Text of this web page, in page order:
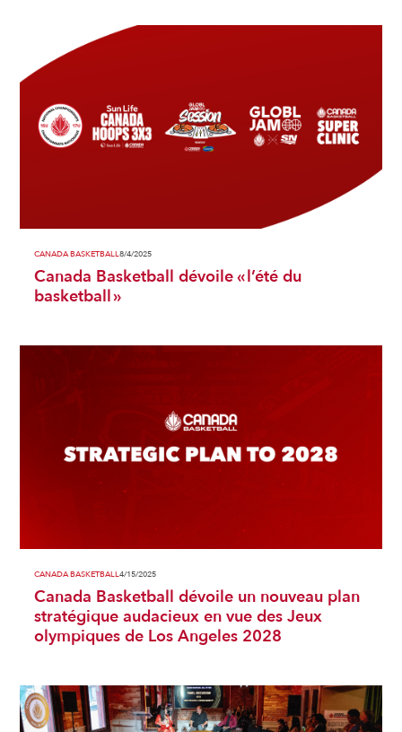
CANADA BASKETBALL8/4/2025
Canada Basketball dévoile « l’été du
basketball »
CANADA BASKETBALL4/15/2025
Canada Basketball dévoile un nouveau plan
stratégique audacieux en vue des Jeux
olympiques de Los Angeles 2028